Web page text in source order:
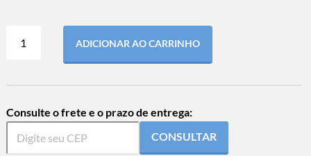
ADICIONAR AO CARRINHO
Consulte o frete e o prazo de entrega:
CONSULTAR